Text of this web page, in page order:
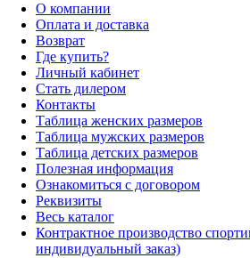
О компании
Оплата и доставка
Возврат
Где купить?
Личный кабинет
Стать дилером
Контакты
Таблица женских размеров
Таблица мужских размеров
Таблица детских размеров
Полезная информация
Ознакомиться с договором
Реквизиты
Весь каталог
Контрактное производство
индивидуальный заказ)